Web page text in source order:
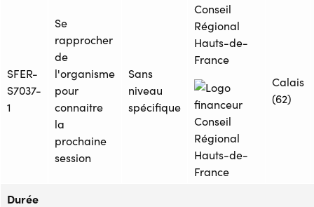
SFER-
S7037-
1
Se
rapprocher
de
l'organisme
pour
connaitre
la
prochaine
session
Sans
niveau
spécifique
Conseil
Régional
Hauts-de-
France
Calais
(62)
Durée